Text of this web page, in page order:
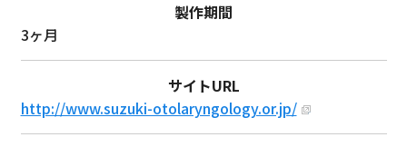
製作期間
3ヶ月
サイトURL
http://www.suzuki-otolaryngology.or.jp/